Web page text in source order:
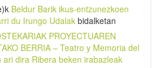
Beldur Barik ikus-entzunezkoen
du Irungo Udalak bidalketan
PROYECTUAREN
BERRIA – Teatro y Memoria del
ari dira Ribera beken irabazleak